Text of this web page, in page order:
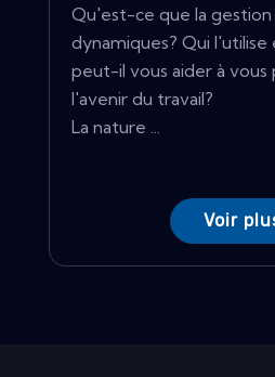
Qu'est-ce que la gestion
dynamiques? Qui
peut-il vous aider à vous
l'avenir du travail?
La nature ...
Voir